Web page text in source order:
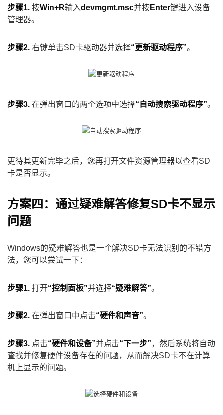
步骤1. 按Win+R输入devmgmt.msc并按Enter键进入设备
管理器。
步骤2. 右键单击SD卡驱动器并选择“更新驱动程序”。
步骤3. 在弹出窗口的两个选项中选择“自动搜索驱动程序”。
更待其更新完毕之后，您再打开文件资源管理器以查看SD
卡是否显示。
方案四：通过疑难解答修复SD卡不显示
问题
Windows的疑难解答也是一个解决SD卡无法识别的不错方
法，您可以尝试一下：
步骤1. 打开“控制面板”并选择“疑难解答”。
步骤2. 在弹出窗口中点击“硬件和声音”。
步骤3. 点击“硬件和设备”并点击“下一步”，然后系统将自动
查找并修复硬件设备存在的问题，从而解决SD卡不在计算
机上显示的问题。